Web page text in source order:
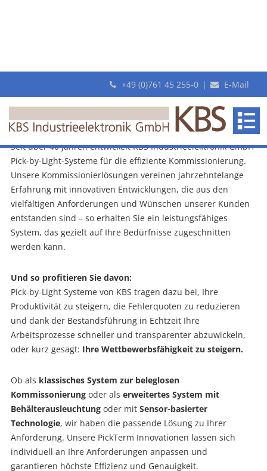
+49 (0)761 45 255-0 | E-Mail
Industrieelektronik
Pick-by-Light Systeme der «Pickterm»-
Familie
Ihre Logistik, unser Know-How: 40 Jahre
Expertise in der Entwicklung effizienter
Kommissioniersysteme
Seit über 40 Jahren entwickelt KBS Industrieelektronik GmbH
Pick-by-Light-Systeme für die effiziente Kommissionierung.
Unsere Kommissionierlösungen vereinen jahrzehntelange
Erfahrung mit innovativen Entwicklungen, die aus den
vielfältigen Anforderungen und Wünschen unserer Kunden
entstanden sind – so erhalten Sie ein leistungsfähiges
System, das gezielt auf Ihre Bedürfnisse zugeschnitten
werden kann.
Und so profitieren Sie davon:
Pick-by-Light Systeme von KBS tragen dazu bei, Ihre
Produktivität zu steigern, die Fehlerquoten zu reduzieren
und dank der Bestandsführung in Echtzeit Ihre
Arbeitsprozesse schneller und transparenter abzuwickeln,
oder kurz gesagt: Ihre Wettbewerbsfähigkeit zu steigern.
Ob als klassisches System zur beleglosen
Kommissonierung oder als erweitertes System mit
Behälterausleuchtung oder mit Sensor-basierter
Technologie, wir haben die passende Lösung zu Ihrer
Anforderung. Unsere PickTerm Innovationen lassen sich
individuell an Ihre Anforderungen anpassen und
garantieren höchste Effizienz und Genauigkeit.